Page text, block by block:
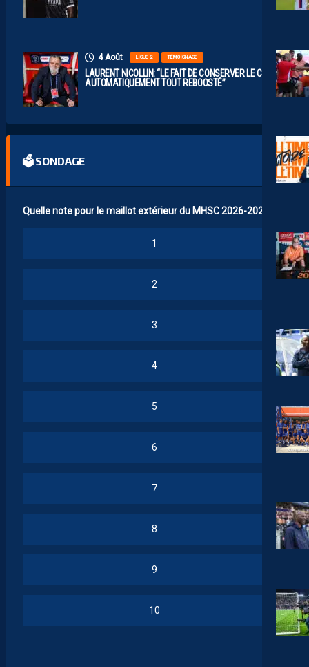
4 Août LIGUE 2 TÉMOIGNAGE
LAURENT NICOLLIN: “LE FAIT DE CONSERVER LE CLUB A
AUTOMATIQUEMENT TOUT REBOOSTÉ”
🗳 SONDAGE
Quelle note pour le maillot extérieur du MHSC 2026-2027 ?
1
2
3
4
5
6
7
8
9
10